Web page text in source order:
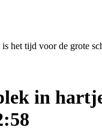
het tijd voor de grote
in